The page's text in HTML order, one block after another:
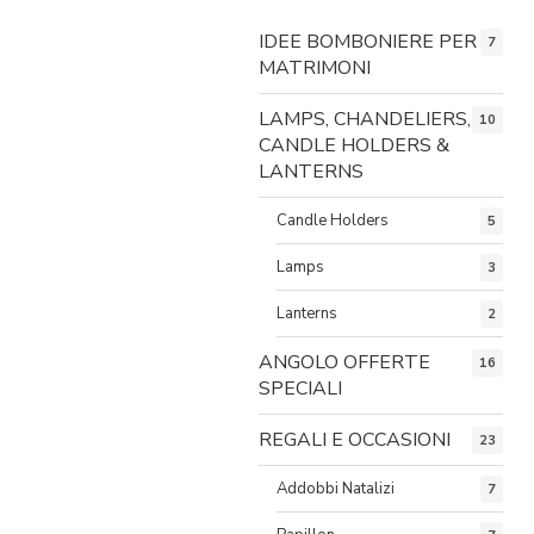
IDEE BOMBONIERE PER
MATRIMONI
7
LAMPS, CHANDELIERS,
CANDLE HOLDERS &
LANTERNS
10
Candle Holders 5
Lamps 3
Lanterns 2
ANGOLO OFFERTE
SPECIALI
16
REGALI E OCCASIONI 23
Addobbi Natalizi 7